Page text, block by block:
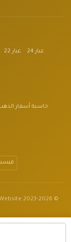
عيار 24 عيار 22
حاسبة أسعار
الموقع